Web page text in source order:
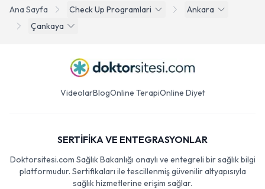
Ana Sayfa Check Up Programlari
Ankara
Çankaya
VideolarBlogOnline TerapiOnline Diyet
SERTİFİKA VE ENTEGRASYONLAR
Doktorsitesi.com Sağlık Bakanlığı onaylı ve entegreli bir sağlık bilgi
platformudur. Sertifikaları ile tescillenmiş güvenilir altyapısıyla
sağlık hizmetlerine erişim sağlar.